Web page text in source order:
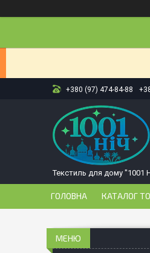
+380 (97) 474-84-88
Текстиль для дому "1001
ГОЛОВНА КАТАЛОГ